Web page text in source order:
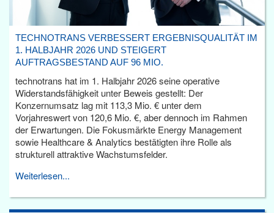
TECHNOTRANS VERBESSERT ERGEBNISQUALITÄT IM
1. HALBJAHR 2026 UND STEIGERT
AUFTRAGSBESTAND AUF 96 MIO.
technotrans hat im 1. Halbjahr 2026 seine operative
Widerstandsfähigkeit unter Beweis gestellt: Der
Konzernumsatz lag mit 113,3 Mio. € unter dem
Vorjahreswert von 120,6 Mio. €, aber dennoch im Rahmen
der Erwartungen. Die Fokusmärkte Energy Management
sowie Healthcare & Analytics bestätigten ihre Rolle als
strukturell attraktive Wachstumsfelder.
Weiterlesen...